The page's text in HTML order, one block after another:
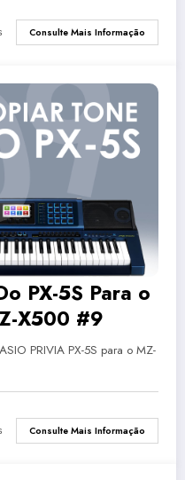
Consulte Mais Informação
PX-5S Para o
MZ-X500 #9
PRIVIA PX-5S para o MZ-
Consulte Mais Informação